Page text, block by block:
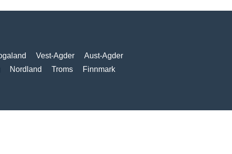
Vest-Agder
Aust-Agder
Nordland Troms Finnmark